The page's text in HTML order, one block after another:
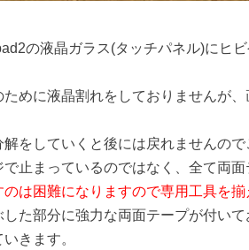
の液晶ガラス(タッチパネル)にヒ
めに液晶割れをしておりませんが
をしていくと後には戻れませんので
止まっているのではなく、全て両
は困難になりますので専用工具を揃
した部分に強力な両面テープが付い
きます。